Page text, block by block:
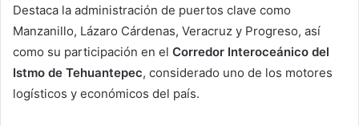
Destaca la administración de puertos clave como
Manzanillo, Lázaro Cárdenas, Veracruz y Progreso, así
como su participación en el Corredor Interoceánico del
Istmo de Tehuantepec, considerado uno de los motores
logísticos y económicos del país.